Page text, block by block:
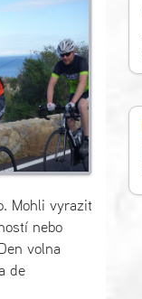
Mohli vyrazit
nebo
volna
de